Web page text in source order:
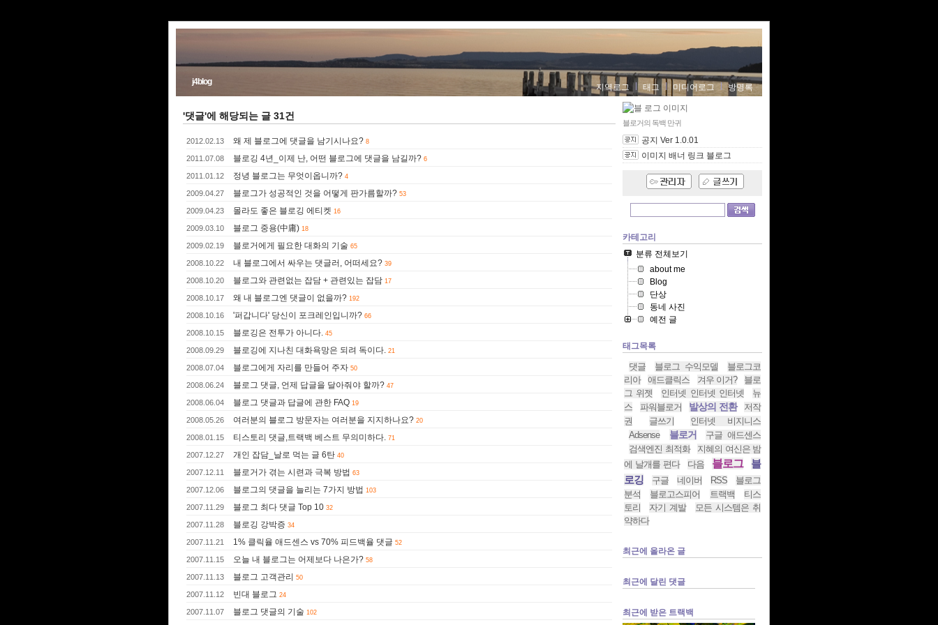
j4blog
지역로그 태그 미디어로그 방명록
'댓글'에 해당되는 글 31건
2012.02.13 왜 제 블로그에 댓글을 남기시나요? 8
2011.07.08 블로깅 4년_이제 난, 어떤 블로그에 댓글을 남길까? 6
2011.01.12 정녕 블로그는 무엇이옵니까? 4
2009.04.27 블로그가 성공적인 것을 어떻게 판가름할까? 53
2009.04.23 몰라도 좋은 블로깅 에티켓 16
2009.03.10 블로그 중용(中庸) 18
2009.02.19 블로거에게 필요한 대화의 기술 65
2008.10.22 내 블로그에서 싸우는 댓글러, 어떠세요? 39
2008.10.20 블로그와 관련없는 잡담 + 관련있는 잡담 17
2008.10.17 왜 내 블로그엔 댓글이 없을까? 192
2008.10.16 '퍼갑니다' 당신이 포크레인입니까? 66
2008.10.15 블로깅은 전투가 아니다. 45
2008.09.29 블로깅에 지나친 대화욕망은 되려 독이다. 21
2008.07.04 블로그에게 자리를 만들어 주자 50
2008.06.24 블로그 댓글, 언제 답글을 달아줘야 할까? 47
2008.06.04 블로그 댓글과 답글에 관한 FAQ 19
2008.05.26 여러분의 블로그 방문자는 여러분을 지지하나요? 20
2008.01.15 티스토리 댓글,트랙백 베스트 무의미하다. 71
2007.12.27 개인 잡담_날로 먹는 글 6탄 40
2007.12.11 블로거가 겪는 시련과 극복 방법 63
2007.12.06 블로그의 댓글을 늘리는 7가지 방법 103
2007.11.29 블로그 최다 댓글 Top 10 32
2007.11.28 블로깅 강박증 34
2007.11.21 1% 클릭율 애드센스 vs 70% 피드백율 댓글 52
2007.11.15 오늘 내 블로그는 어제보다 나은가? 58
2007.11.13 블로그 고객관리 50
2007.11.12 빈대 블로그 24
2007.11.07 블로그 댓글의 기술 102
블로거의 독백 만귀
공지 Ver 1.0.01
이미지 배너 링크 블로그
카테고리
분류 전체보기
about me
Blog
단상
동네 사진
예전 글
태그목록
댓글 블로그 수익모델
블로그코
리아
애드클릭스 겨우 이거?
블로
그 위젯
인터넷 인터넷 인터넷
뉴
스
파워블로거 발상의 전환
저작
권
글쓰기
인터넷 비지니스
Adsense
블로거
구글 애드센스
검색엔진 최적화
지혜의 여신은 밤
에 날개를 편다
다음 블로그
블
로깅
구글 네이버 RSS
블로그
분석
블로고스피어 트랙백
티스
토리
자기 계발
모든 시스템은 취
약하다
최근에 올라온 글
최근에 달린 댓글
최근에 받은 트랙백